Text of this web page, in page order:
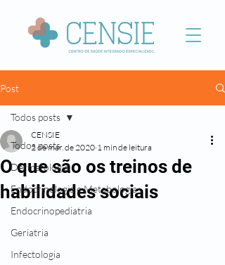
Post
Todos posts
Dermatologia
Endocrinologia e Metabologia
Endocrinopediatria
Geriatria
Infectologia
Todos posts
O que são os treinos de
habilidades sociais
CENSIE
2 de mar. de 2020 1 min de leitura